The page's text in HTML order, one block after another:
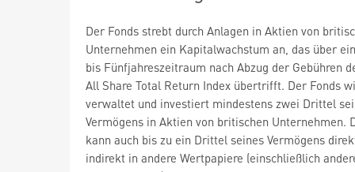
Der Fonds strebt durch Anlagen in Aktien von
Unternehmen ein Kapitalwachstum an, das über
bis Fünfjahreszeitraum nach Abzug der Gebühren
All Share Total Return Index übertrifft. Der Fonds
verwaltet und investiert mindestens zwei Drittel
Vermögens in Aktien von britischen Unternehmen.
kann auch bis zu ein Drittel seines Vermögens
indirekt in andere Wertpapiere (einschließlich